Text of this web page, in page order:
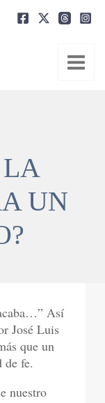
LA
UN
Así
José Luis
que un
de fe.
nuestro